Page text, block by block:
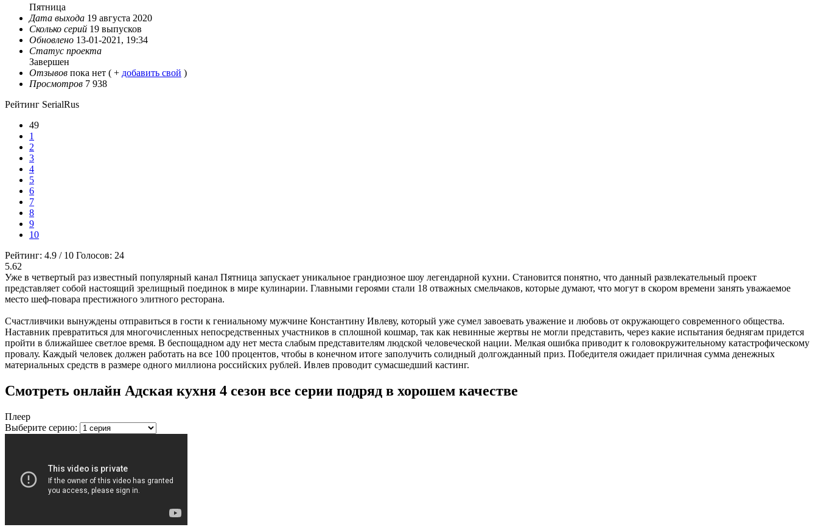
Пятница
Дата выхода 19 aвгуcтa 2020
Сколько серий 19 выпусков
Обновлено 13-01-2021, 19:34
Статус проекта
Завершен
Отзывов пока нет ( + добавить свой )
Просмотров 7 938
Рейтинг SerialRus
49
1
2
3
4
5
6
7
8
9
10
Рейтинг: 4.9 / 10 Голосов: 24
5.62
Уже в четвертый раз известный популярный канал Пятница запускает уникальное грандиозное шоу легендарной кухни. Становится понятно, что данный развлекательный проект
представляет собой настоящий зрелищный поединок в мире кулинарии. Главными героями стали 18 отважных смельчаков, которые думают, что могут в скором времени занять уважаемое
место шеф-повара престижного элитного ресторана.
Счастливчики вынуждены отправиться в гости к гениальному мужчине Константину Ивлеву, который уже сумел завоевать уважение и любовь от окружающего современного общества.
Наставник превратиться для многочисленных непосредственных участников в сплошной кошмар, так как невинные жертвы не могли представить, через какие испытания беднягам придется
пройти в ближайшее светлое время. В беспощадном аду нет места слабым представителям людской человеческой нации. Мелкая ошибка приводит к головокружительному катастрофическому
провалу. Каждый человек должен работать на все 100 процентов, чтобы в конечном итоге заполучить солидный долгожданный приз. Победителя ожидает приличная сумма денежных
материальных средств в размере одного миллиона российских рублей. Ивлев проводит сумасшедший кастинг.
Смотреть онлайн Адская кухня 4 сезон все серии подряд в хорошем качестве
Плеер
Выберите серию: